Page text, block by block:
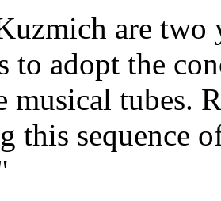
are two
to adopt the
musical tubes.
this sequence